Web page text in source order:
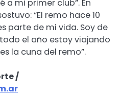
a mi primer club”. En
“El remo hace 10
parte de mi vida. Soy de
el año estoy viajando
la cuna del remo”.
/